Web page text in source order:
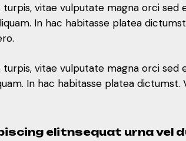
In hac habitasse platea dictumst.
elitnsequat urna vel
vitae vulputate magna orci sed
In hac habitasse platea
vitae vulputate magna orci sed
In hac habitasse platea dictumst.
elitnsequat urna vel